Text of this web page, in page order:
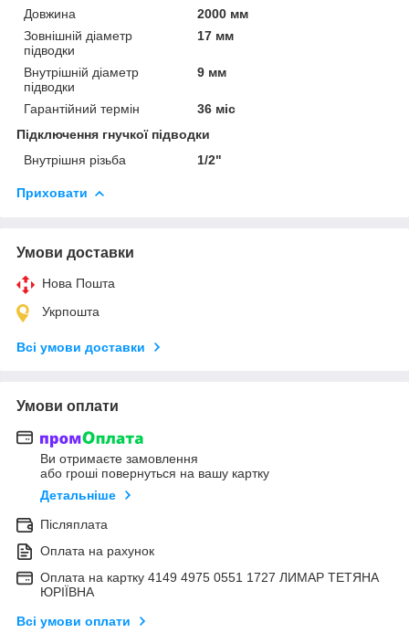
Довжина
2000 мм
Зовнішній діаметр
підводки
17 мм
Внутрішній діаметр
підводки
9 мм
Гарантійний термін
36 міс
Підключення гнучкої підводки
Внутрішня різьба
1/2"
Приховати
Умови доставки
Нова Пошта
Укрпошта
Всі умови доставки
Умови оплати
Ви отримаєте замовлення
або гроші повернуться на вашу картку
Детальніше
Післяплата
Оплата на рахунок
Оплата на картку 4149 4975 0551 1727 ЛИМАР ТЕТЯНА
ЮРІЇВНА
Всі умови оплати